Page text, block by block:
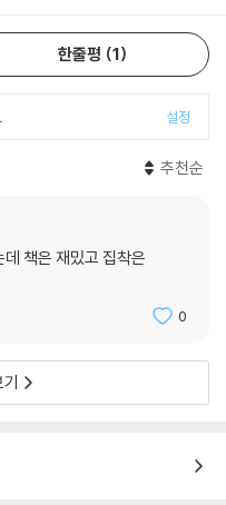
한줄평 1
설정
추천순
책은 재밌고 집착은
0